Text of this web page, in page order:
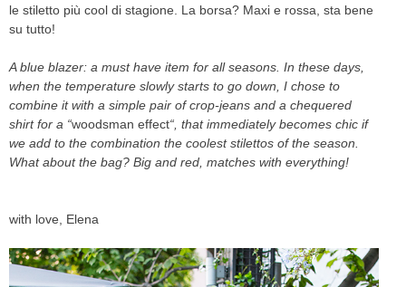
le stiletto più cool di stagione. La borsa? Maxi e rossa, sta bene
su tutto!
A blue blazer: a must have item for all seasons. In these days,
when the temperature slowly starts to go down, I chose to
combine it with a simple pair of crop-jeans and a chequered
shirt for a “woodsman effect“, that immediately becomes chic if
we add to the combination the coolest stilettos of the season.
What about the bag? Big and red, matches with everything!
with love, Elena